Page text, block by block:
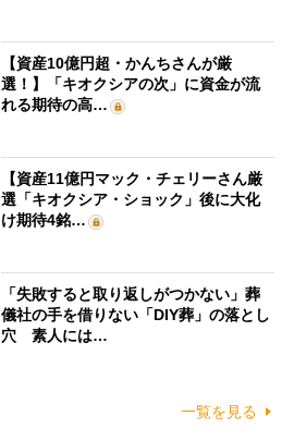
【資産10億円超・かんちさんが厳
選！】「キオクシアの次」に資金が流
れる期待の高…
【資産11億円マック・チェリーさん厳
選「キオクシア・ショック」後に大化
け期待4銘…
「失敗すると取り返しがつかない」葬
儀社の手を借りない「DIY葬」の落とし
穴 素人には…
一覧を見る